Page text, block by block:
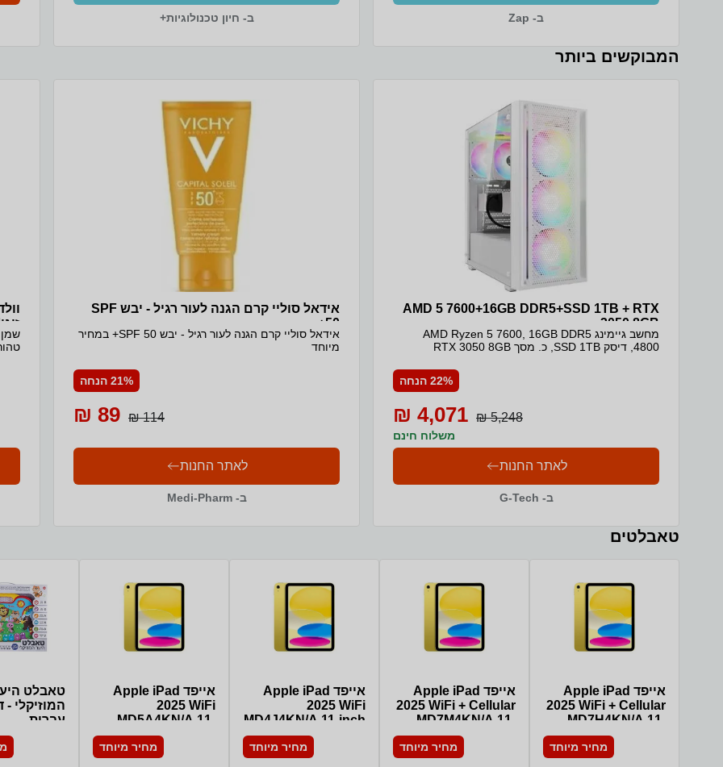
נוחה גם בתאורה חלשה, מה שהופך את העבודה בערב
הגדול מתאים כמחשב נייד לסטודנטים, כמחשב נייד
לעבודה מהבית וכמחשב נייד לצילום ולאחסון תמונות.
ה-1TB נותן מקום נרחב לספריות תמונות, לסרטונים
ולקבצי עבודה, ומסך המגע מפרט טכני מקט יצרן:
83K4000RUS מסך: 15.3 WUXGA (1920x1200) IPS
threads, עד 4.8GHz ערכת שבבים: Intel SoC Platform
זיכרון RAM: 16GB DDR5-4800 אחריות ושירות אחריות
יצרן 36 חודשים (ATOMIC) מקט ופרטי דגם מקט יצרן:
ב- Zap ב- חיון טכנולוגיות+
המבוקשים ביותר
AMD 5 7600+16GB DDR5+SSD 1TB + RTX
3050 8GB
מחשב גיימינג AMD Ryzen 5 7600, 16GB DDR5
4800, דיסק SSD 1TB, כ. מסך RTX 3050 8GB
22% הנחה
5,248 ₪
4,071 ₪
משלוח חינם
לאתר החנות
ב- G-Tech
אידאל סוליי קרם הגנה לעור רגיל - יבש SPF
50+
אידאל סוליי קרם הגנה לעור רגיל - יבש SPF 50+ במחיר
מיוחד
21% הנחה
114 ₪
89 ₪
לאתר החנות
ב- Medi-Pharm
שמן
טאבלטים
אייפד Apple iPad
2025 WiFi + Cellular
MD7H4KN/A 11-
inch 128GB בצבע
מחיר מיוחד
אייפד Apple iPad
2025 WiFi + Cellular
MD7M4KN/A 11-
inch 256GB בצבע
מחיר מיוחד
אייפד Apple iPad
2025 WiFi
MD4J4KN/A 11-inch
מחיר מיוחד
אייפד Apple iPad
2025 WiFi
MD5A4KN/A 11-
inch 512GB בצבע
מחיר מיוחד
טאבלט
המוזיקלי -
עברית